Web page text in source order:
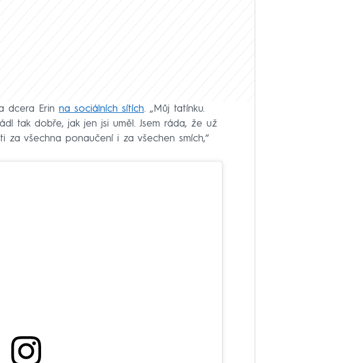
dcera Erin na sociálních sítích. „Můj tatínku.
tak dobře, jak jen jsi uměl. Jsem ráda, že už
za všechna ponaučení i za všechen smích,“